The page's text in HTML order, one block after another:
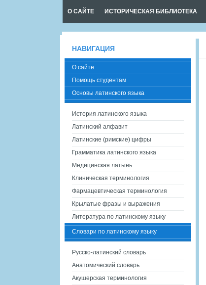
О САЙТЕ ИСТОРИЧЕСКАЯ БИБЛИОТЕКА
НАВИГАЦИЯ
О сайте
Помощь студентам
Основы латинского языка
История латинского языка
Латинский алфавит
Латинские (римские) цифры
Грамматика латинского языка
Медицинская латынь
Клиническая терминология
Фармацевтическая терминология
Крылатые фразы и выражения
Литература по латинскому языку
Словари по латинскому языку
Русско-латинский словарь
Анатомический словарь
Акушерская терминология